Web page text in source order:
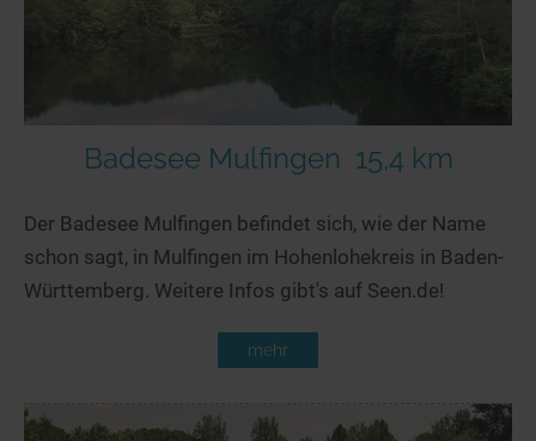
Badesee Mulfingen 15,4 km
Der Badesee Mulfingen befindet sich, wie der Name
schon sagt, in Mulfingen im Hohenlohekreis in Baden-
Württemberg. Weitere Infos gibt's auf Seen.de!
mehr